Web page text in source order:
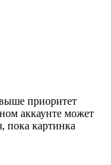
приоритет
аккаунте может
пока картинка